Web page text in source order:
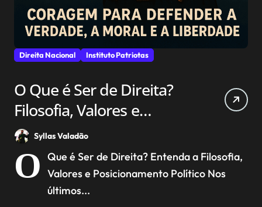
Direita Nacional Instituto Patriotas
O Que é Ser de Direita?
Filosofia, Valores e
Posicionamento Político
Syllas Valadão
O Que é Ser de Direita? Entenda a Filosofia,
Valores e Posicionamento Político Nos
últimos...